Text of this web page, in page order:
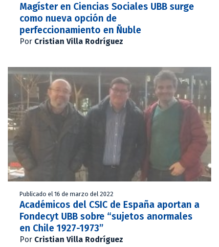
Magíster en Ciencias Sociales UBB surge
como nueva opción de
perfeccionamiento en Ñuble
Por Cristian Villa Rodríguez
Publicado el 16 de marzo del 2022
Académicos del CSIC de España aportan a
Fondecyt UBB sobre “sujetos anormales
en Chile 1927-1973”
Por Cristian Villa Rodríguez